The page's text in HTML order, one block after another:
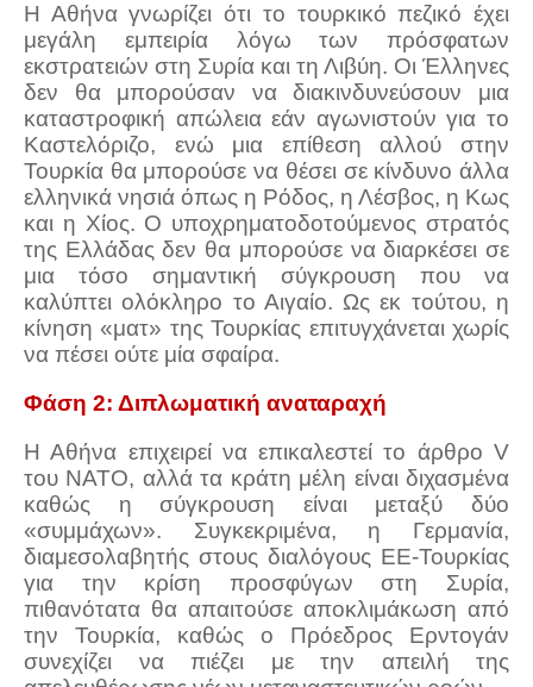
Η Αθήνα γνωρίζει ότι το τουρκικό πεζικό έχει
μεγάλη εμπειρία λόγω των πρόσφατων
εκστρατειών στη Συρία και τη Λιβύη. Οι Έλληνες
δεν θα μπορούσαν να διακινδυνεύσουν μια
καταστροφική απώλεια εάν αγωνιστούν για το
Καστελόριζο, ενώ μια επίθεση αλλού στην
Τουρκία θα μπορούσε να θέσει σε κίνδυνο άλλα
ελληνικά νησιά όπως η Ρόδος, η Λέσβος, η Κως
και η Χίος. Ο υποχρηματοδοτούμενος στρατός
της Ελλάδας δεν θα μπορούσε να διαρκέσει σε
μια τόσο σημαντική σύγκρουση που να
καλύπτει ολόκληρο το Αιγαίο. Ως εκ τούτου, η
κίνηση «ματ» της Τουρκίας επιτυγχάνεται χωρίς
να πέσει ούτε μία σφαίρα.
Φάση 2: Διπλωματική αναταραχή
Η Αθήνα επιχειρεί να επικαλεστεί το άρθρο V
του ΝΑΤΟ, αλλά τα κράτη μέλη είναι διχασμένα
καθώς η σύγκρουση είναι μεταξύ δύο
«συμμάχων». Συγκεκριμένα, η Γερμανία,
διαμεσολαβητής στους διαλόγους ΕΕ-Τουρκίας
για την κρίση προσφύγων στη Συρία,
πιθανότατα θα απαιτούσε αποκλιμάκωση από
την Τουρκία, καθώς ο Πρόεδρος Ερντογάν
συνεχίζει να πιέζει με την απειλή της